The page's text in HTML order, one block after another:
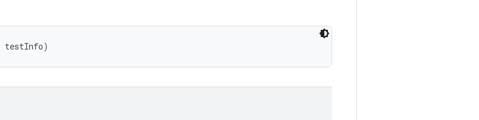
testInfo)